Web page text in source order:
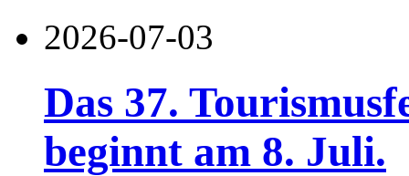
2026-07-03
Das 37.
beginnt am 8. Juli.